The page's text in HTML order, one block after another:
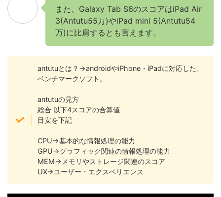
また、Galaxy Tab S6のスコアはiPad Air
3(Antutu55万)やiPad mini 5(Antutu54
万)に比肩するとも言えます。
antutuとは？→androidやiPhone・iPadに対応した、
ベンチマークソフト。
antutuの見方
総合 以下4スコアの合算値
目安を下記
CPU→基本的な情報処理の能力
GPU→グラフィック関連の情報処理の能力
MEM→メモリやストレージ関連のスコア
UX→ユーザー・エクスペリエンス